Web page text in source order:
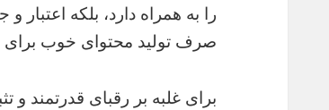
را به همراه دارد، بلکه اعتبار و
صرف تولید محتوای خوب
برای غلبه بر رقبای قدرتمند و